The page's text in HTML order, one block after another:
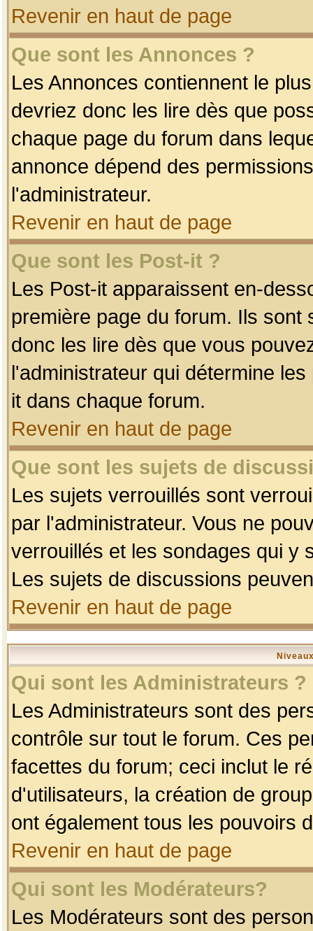
Revenir en haut de page
Que sont les Annonces ?
Les Annonces contiennent le
devriez donc les lire dès que
chaque page du forum dans
annonce dépend des
l'administrateur.
Revenir en haut de page
Que sont les Post-it ?
Les Post-it apparaissent en-
première page du forum. Ils
donc les lire dès que vous
l'administrateur qui détermine
it dans chaque forum.
Revenir en haut de page
Que sont les sujets de
Les sujets verrouillés sont
par l'administrateur. Vous ne
verrouillés et les sondages qui y
Les sujets de discussions
Revenir en haut de page
Qui sont les Administrateurs ?
Les Administrateurs sont des
contrôle sur tout le forum. Ces
facettes du forum; ceci inclut le
d'utilisateurs, la création de
ont également tous les pouvoirs
Revenir en haut de page
Qui sont les Modérateurs?
Les Modérateurs sont des